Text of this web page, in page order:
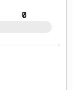
0